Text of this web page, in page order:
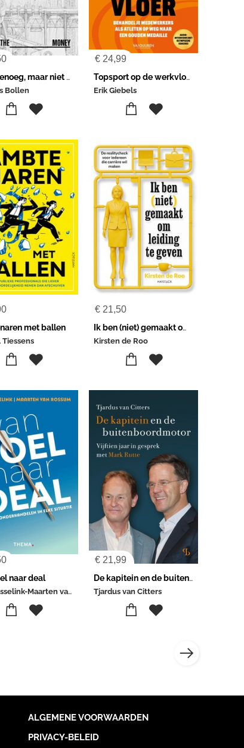
Geld genoeg, maar niet voor jou
Bollen
€ 24,99
Topsport op de werkvloer
Erik Giebels
met ballen
Tiessens
€ 21,50
Ik ben (niet) gemaakt om leiding te geven
Kirsten de Roo
naar deal
Tim Masselink-Maarten van Rossum
€ 21,99
De kapitein en de buitenboordmotor
Tjardus van Citters
ALGEMENE VOORWAARDEN
PRIVACY-BELEID